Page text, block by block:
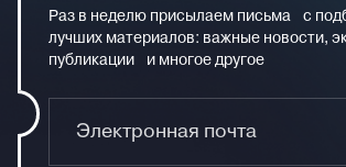
Раз в неделю присылаем письма с
лучших материалов: важные новости,
публикации и многое другое